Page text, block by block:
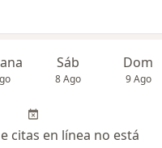
Sáb
8 Ago
Dom
9 Ago
citas en línea no está